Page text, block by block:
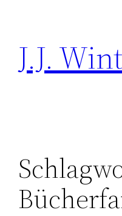
Inhalt
wechseln
J.J.